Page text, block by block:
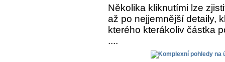
Několika kliknutími lze
až po nejjemnější detaily,
kterého kterákoliv částka
....